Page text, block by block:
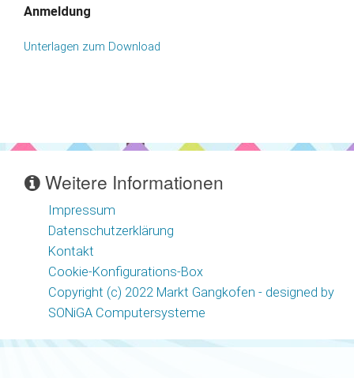
Anmeldung
Unterlagen zum Download
Weitere Informationen
Impressum
Datenschutzerklärung
Kontakt
Cookie-Konfigurations-Box
Copyright (c) 2022 Markt Gangkofen - designed by
SONiGA Computersysteme